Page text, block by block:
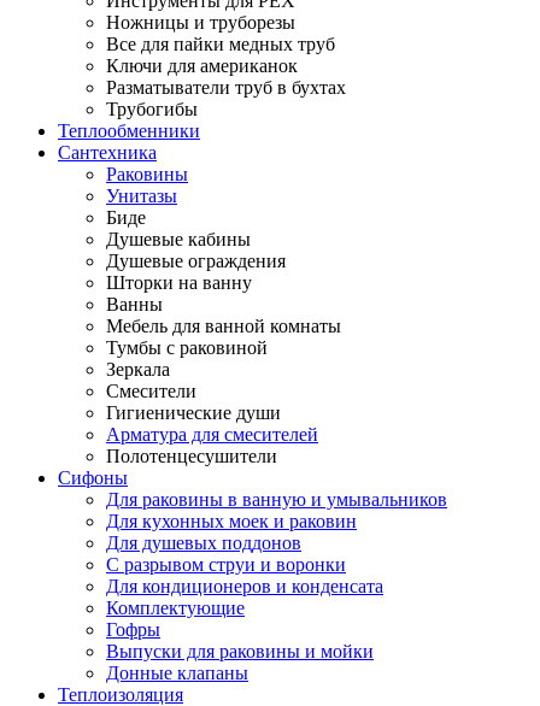
Ножницы и труборезы
Все для пайки медных труб
Ключи для американок
Разматыватели труб в бухтах
Трубогибы
Теплообменники
Сантехника
Раковины
Унитазы
Биде
Душевые кабины
Душевые ограждения
Шторки на ванну
Ванны
Мебель для ванной комнаты
Тумбы с раковиной
Зеркала
Смесители
Гигиенические души
Арматура для смесителей
Полотенцесушители
Сифоны
Для раковины в ванную и умывальников
Для кухонных моек и раковин
Для душевых поддонов
С разрывом струи и воронки
Для кондиционеров и конденсата
Комплектующие
Гофры
Выпуски для раковины и мойки
Донные клапаны
Теплоизоляция